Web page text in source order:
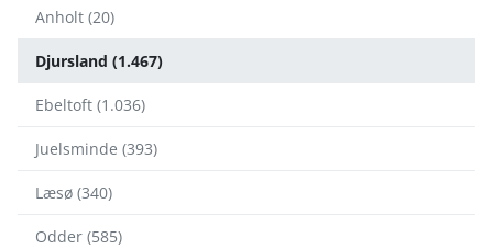
Anholt (20)
Djursland (1.467)
Ebeltoft (1.036)
Juelsminde (393)
Læsø (340)
Odder (585)